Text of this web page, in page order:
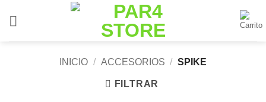
INICIO / ACCESORIOS / SPIKE
FILTRAR